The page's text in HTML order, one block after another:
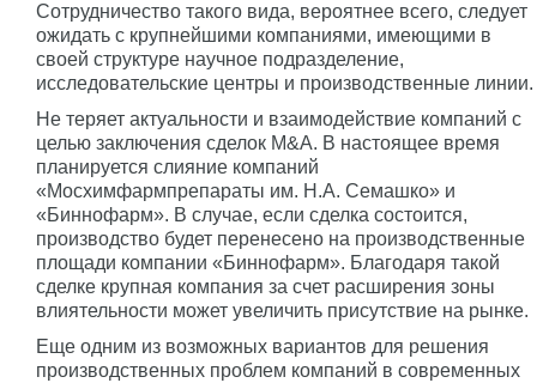
Сотрудничество такого вида, вероятнее всего, следует
ожидать с крупнейшими компаниями, имеющими в
своей структуре научное подразделение,
исследовательские центры и производственные линии.
Не теряет актуальности и взаимодействие компаний с
целью заключения сделок M&A. В настоящее время
планируется слияние компаний
«Мосхимфармпрепараты им. Н.А. Семашко» и
«Биннофарм». В случае, если сделка состоится,
производство будет перенесено на производственные
площади компании «Биннофарм». Благодаря такой
сделке крупная компания за счет расширения зоны
влиятельности может увеличить присутствие на рынке.
Еще одним из возможных вариантов для решения
производственных проблем компаний в современных